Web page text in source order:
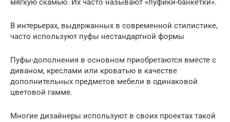
мягкую скамью. Их часто называют «пуфики-банкетки».
В интерьерах, выдержанных в современной стилистике,
часто используют пуфы нестандартной формы
Пуфы-дополнения в основном приобретаются вместе с
диваном, креслами или кроватью в качестве
дополнительных предметов мебели в одинаковой
цветовой гамме.
Многие дизайнеры используют в своих проектах такой